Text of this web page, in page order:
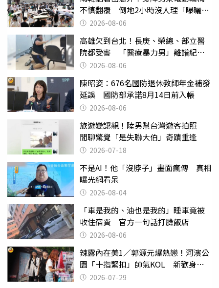
不慎翻覆 倒地2小時沒人理「曝曬
亡」2026-08-06
高雄欠到台北！長庚、榮總、部立醫
院都受害 「醫療暴力男」離譜紀錄
曝光2026-08-06
陳昭姿：676名國防退休教師年金補發
延誤 國防部承諾8月14日前入帳
2026-08-06
旅遊變認親！陸男幫台灣遊客拍照
閒聊驚覺「是失聯大伯」奇蹟重逢
2026-07-18
不是AI！他「沒脖子」畫面瘋傳 真相
曝光網看呆
2026-08-04
「車是我的、油也是我的」睡車竟被
收住宿費 官方一句話打臉飯店
2026-08-06
辣露內在美1／郭源元爆熱戀！河濱公
園「十指緊扣」帥氣KOL 新歡身份
曝光2026-07-29